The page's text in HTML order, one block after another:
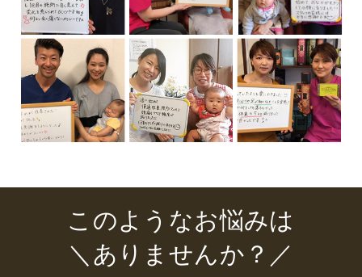
このようなお悩みは
＼ありませんか？／